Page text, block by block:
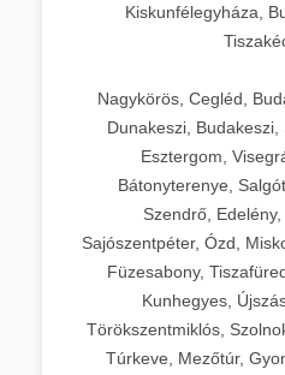
Kiskunfélegyháza,
Nagykörös, Cegléd,
Dunakeszi, Budakeszi,
Esztergom,
Bátonyterenye,
Szendrő, Edelény,
Sajószentpéter, Ózd,
Füzesabony,
Kunhegyes,
Törökszentmiklós,
Túrkeve, Mezőtúr,